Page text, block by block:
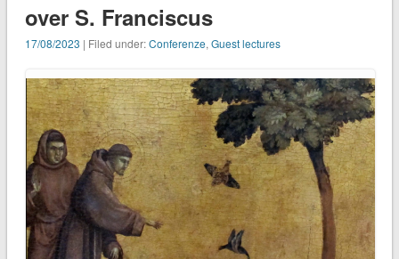
over S. Franciscus
17/08/2023 | Filed under:Conferenze, Guest lectures